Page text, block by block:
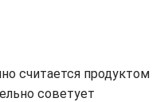
считается продуктом
советует